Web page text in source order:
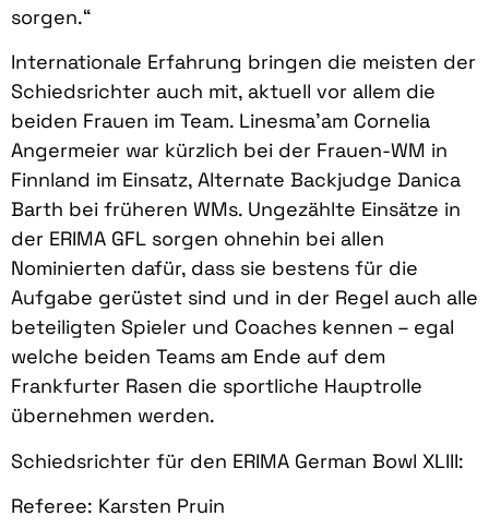
sorgen.“
Internationale Erfahrung bringen die meisten der
Schiedsrichter auch mit, aktuell vor allem die
beiden Frauen im Team. Linesma’am Cornelia
Angermeier war kürzlich bei der Frauen-WM in
Finnland im Einsatz, Alternate Backjudge Danica
Barth bei früheren WMs. Ungezählte Einsätze in
der ERIMA GFL sorgen ohnehin bei allen
Nominierten dafür, dass sie bestens für die
Aufgabe gerüstet sind und in der Regel auch alle
beteiligten Spieler und Coaches kennen – egal
welche beiden Teams am Ende auf dem
Frankfurter Rasen die sportliche Hauptrolle
übernehmen werden.
Schiedsrichter für den ERIMA German Bowl XLIII:
Referee: Karsten Pruin